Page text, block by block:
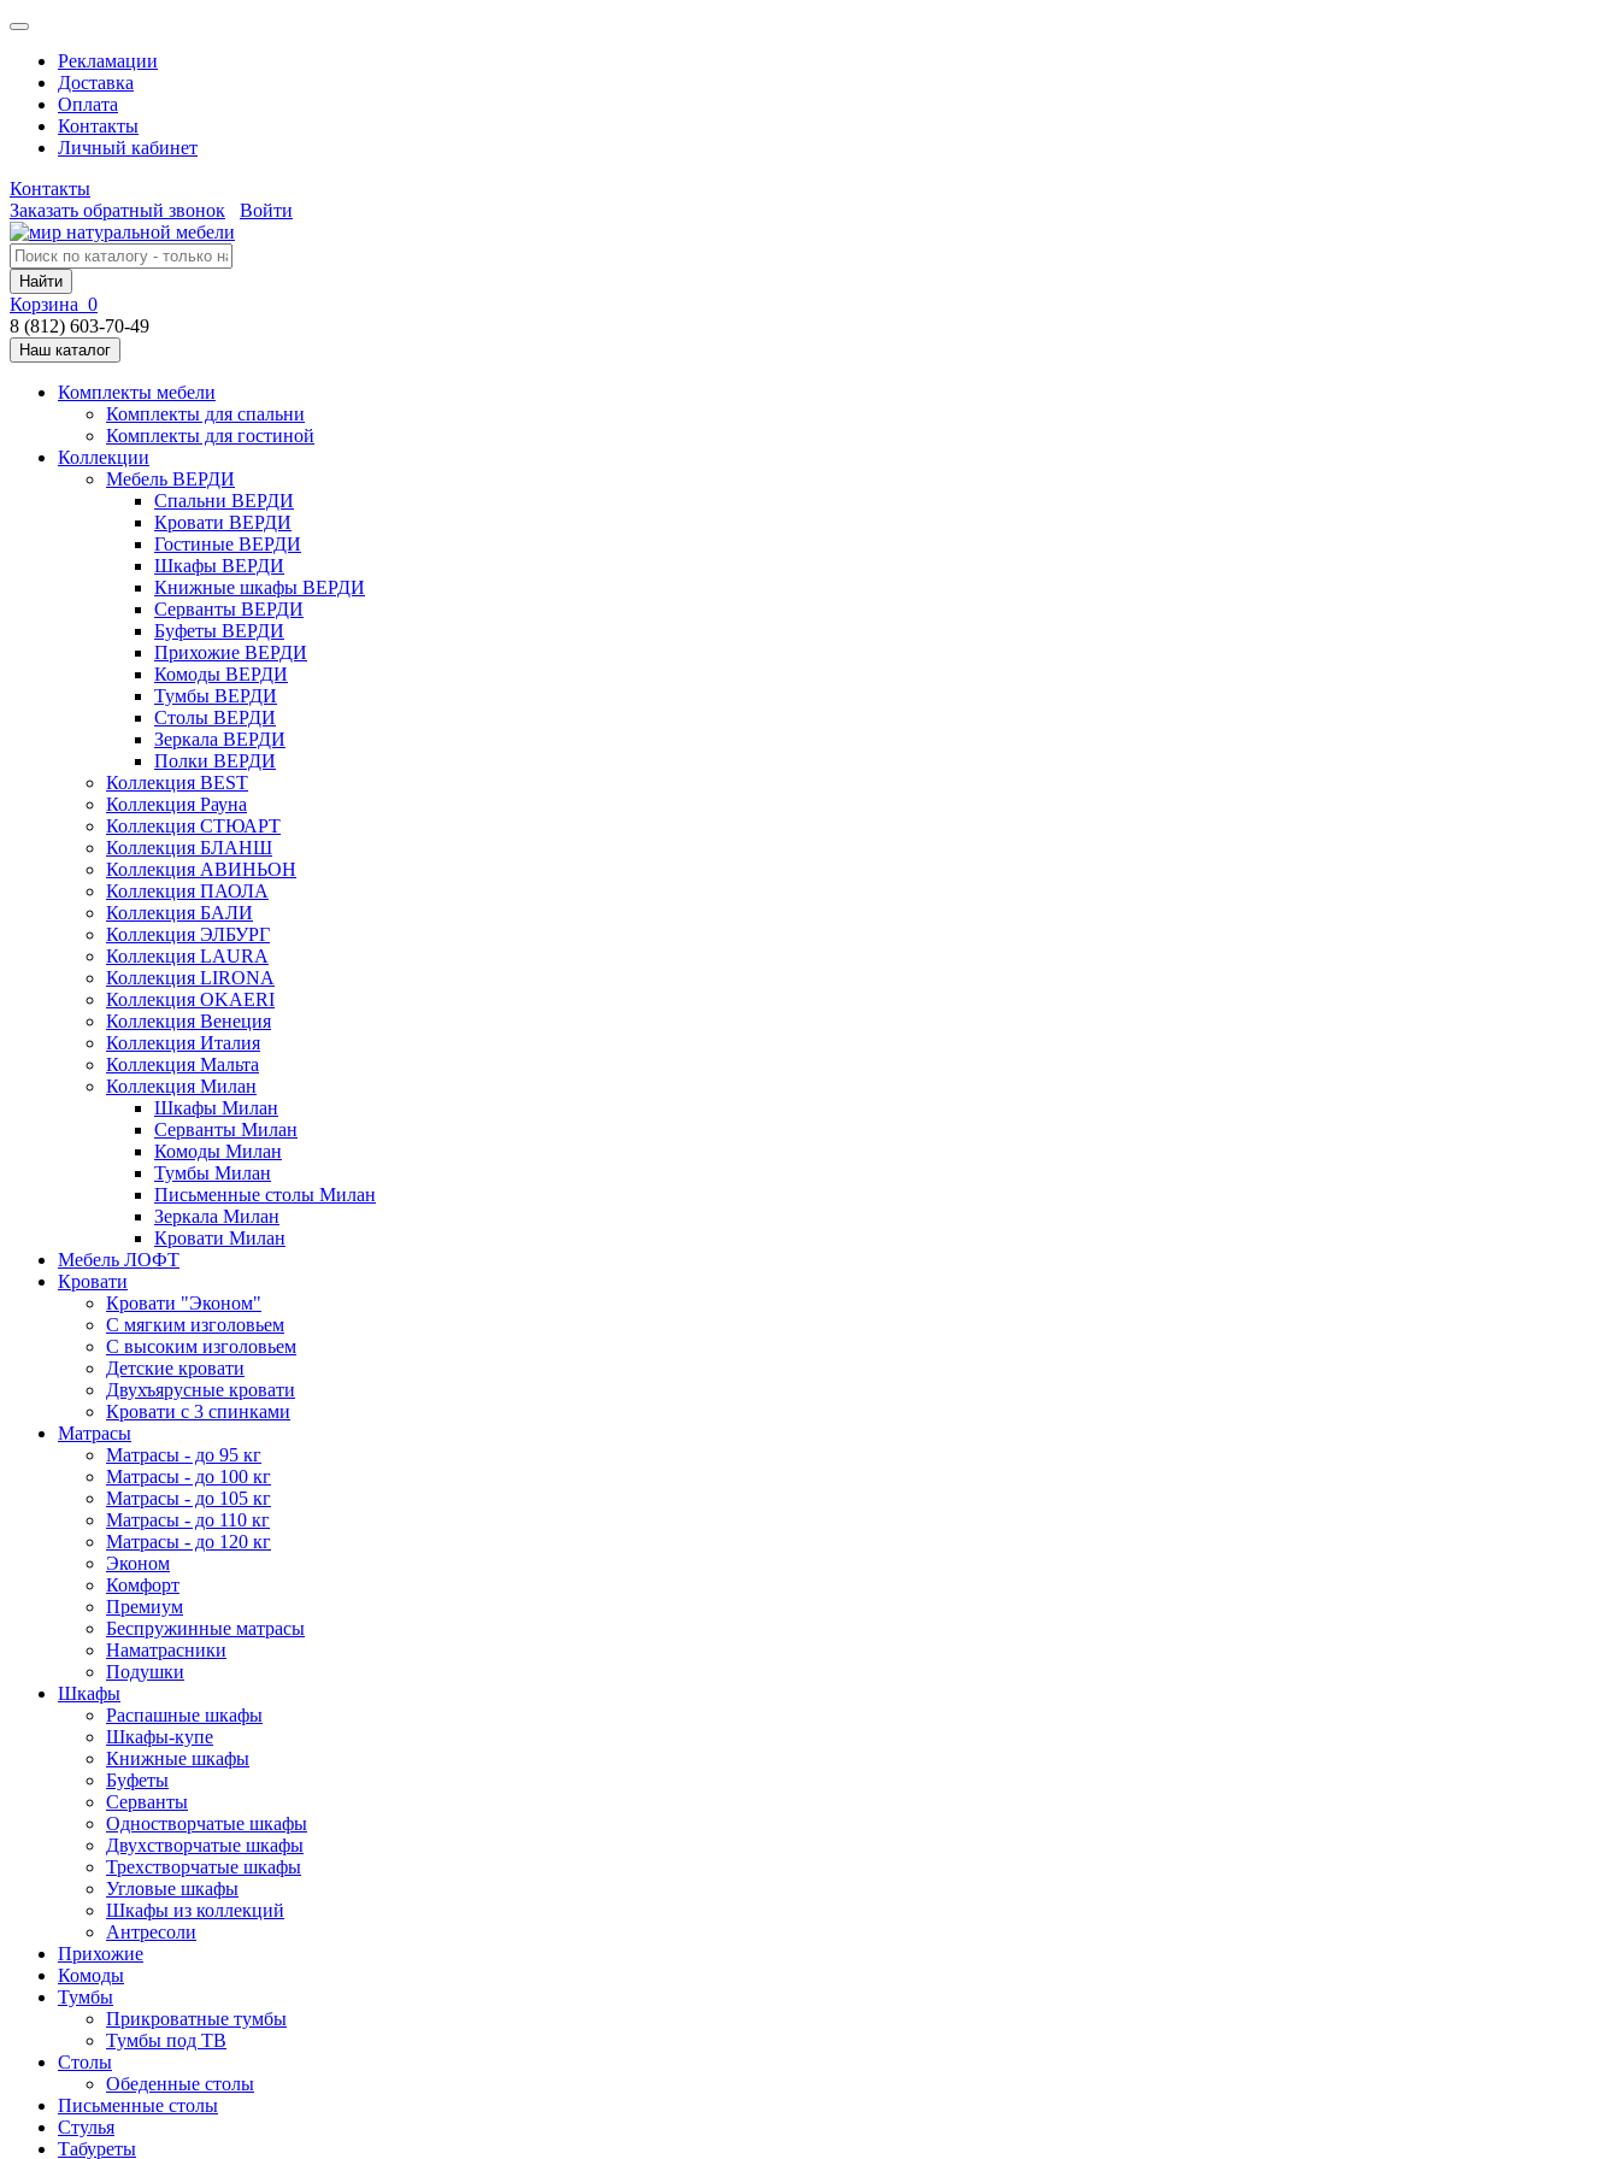
Рекламации
Доставка
Оплата
Контакты
Личный кабинет
Контакты
Заказать обратный звонок
Войти
Найти
Корзина 0
8 (812) 603-70-49
Наш каталог
Комплекты мебели
Комплекты для спальни
Комплекты для гостиной
Коллекции
Мебель ВЕРДИ
Спальни ВЕРДИ
Кровати ВЕРДИ
Гостиные ВЕРДИ
Шкафы ВЕРДИ
Книжные шкафы ВЕРДИ
Серванты ВЕРДИ
Буфеты ВЕРДИ
Прихожие ВЕРДИ
Комоды ВЕРДИ
Тумбы ВЕРДИ
Столы ВЕРДИ
Зеркала ВЕРДИ
Полки ВЕРДИ
Коллекция BEST
Коллекция Рауна
Коллекция СТЮАРТ
Коллекция БЛАНШ
Коллекция АВИНЬОН
Коллекция ПАОЛА
Коллекция БАЛИ
Коллекция ЭЛБУРГ
Коллекция LAURA
Коллекция LIRONA
Коллекция OKAERI
Коллекция Венеция
Коллекция Италия
Коллекция Мальта
Коллекция Милан
Шкафы Милан
Серванты Милан
Комоды Милан
Тумбы Милан
Письменные столы Милан
Зеркала Милан
Кровати Милан
Мебель ЛОФТ
Кровати
Кровати "Эконом"
С мягким изголовьем
С высоким изголовьем
Детские кровати
Двухъярусные кровати
Кровати с 3 спинками
Матрасы
Матрасы - до 95 кг
Матрасы - до 100 кг
Матрасы - до 105 кг
Матрасы - до 110 кг
Матрасы - до 120 кг
Эконом
Комфорт
Премиум
Беспружинные матрасы
Наматрасники
Подушки
Шкафы
Распашные шкафы
Шкафы-купе
Книжные шкафы
Буфеты
Серванты
Одностворчатые шкафы
Двухстворчатые шкафы
Трехстворчатые шкафы
Угловые шкафы
Шкафы из коллекций
Антресоли
Прихожие
Комоды
Тумбы
Прикроватные тумбы
Тумбы под ТВ
Столы
Обеденные столы
Письменные столы
Стулья
Табуреты